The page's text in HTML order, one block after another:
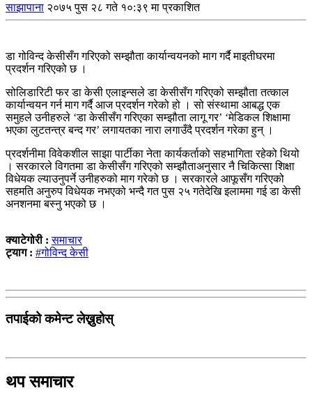
साझापाना २०७५ पुस २८ गते १०:३९ मा प्रकाशित
डा गोविन्द केसीसँग गरिएको सम्झौता कार्यान्वयनको माग गर्दै माइतीघरमा
प्रदर्शन गरिएको छ ।
सोलिडारिटी फर डा केसी एलाइन्सले डा केसीसँग गरिएको सम्झौता तत्काल
कार्यान्वयन गर्न माग गर्दै आज प्रदर्शन गरेको हो । सो संस्थामा आबद्ध एक
समुहले उनीहरुले ‘डा केसीसँग गरिएका सम्झौता लागू गर’ ‘मेडिकल शिक्षामा
भएका लुटतन्त्र बन्द गर’ लगायतका नारा लगाउँदै प्रदर्शन गरेका हुन् ।
प्रदर्शनीमा विवेकशील साझा पार्टीका नेता कार्यकर्ताको सहभागिता रहेको थियो
। सरकारले विगतमा डा केसीसँग गरिएको सम्झौताअनुसार नै चिकित्सा शिक्षा
विधेयक ल्याउनुपर्ने उनीहरुको माग गरेको छ । सरकारले आफूसँग गरिएको
सहमति अनुरुप विधेयक नभएको भन्दै गत पुस २५ गतेदेखि इलाममा गई डा केसी
अनशनमा बस्नु भएको छ ।
क्याटेगोरी :समाचार
ट्याग : #गोविन्द केसी
तपाईको कमेन्ट लेख्नुहोस्
थप समाचार